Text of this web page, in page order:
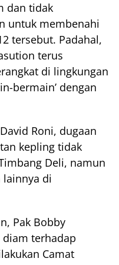
dan tidak
untuk membenahi
tersebut. Padahal,
terus
di lingkungan
bermain’ dengan
Roni, dugaan
kepling tidak
Deli, namun
di
Pak Bobby
terhadap
Camat